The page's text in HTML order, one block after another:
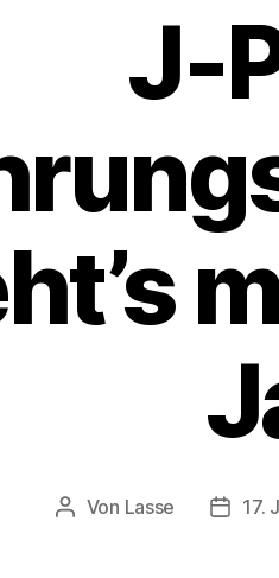
J-
Beitragsautor
Von Lasse 17.